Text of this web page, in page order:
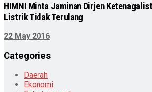
HIMNI Minta Jaminan Dirjen
Listrik Tidak Terulang
22 May 2016
Categories
Daerah
Ekonomi